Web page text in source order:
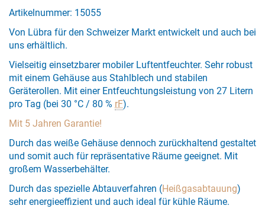
Artikelnummer: 15055
Von Lübra für den Schweizer Markt entwickelt und auch bei
uns erhältlich.
Vielseitig einsetzbarer mobiler Luftentfeuchter. Sehr robust
mit einem Gehäuse aus Stahlblech und stabilen
Geräterollen. Mit einer Entfeuchtungsleistung von 27 Litern
pro Tag (bei 30 °C / 80 % rF).
Mit 5 Jahren Garantie!
Durch das weiße Gehäuse dennoch zurückhaltend gestaltet
und somit auch für repräsentative Räume geeignet. Mit
großem Wasserbehälter.
Durch das spezielle Abtauverfahren (Heißgasabtauung)
sehr energieeffizient und auch ideal für kühle Räume.